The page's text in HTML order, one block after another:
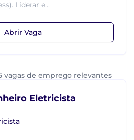
Liderar e...
Abrir Vaga
vagas de emprego relevantes
Eletricista